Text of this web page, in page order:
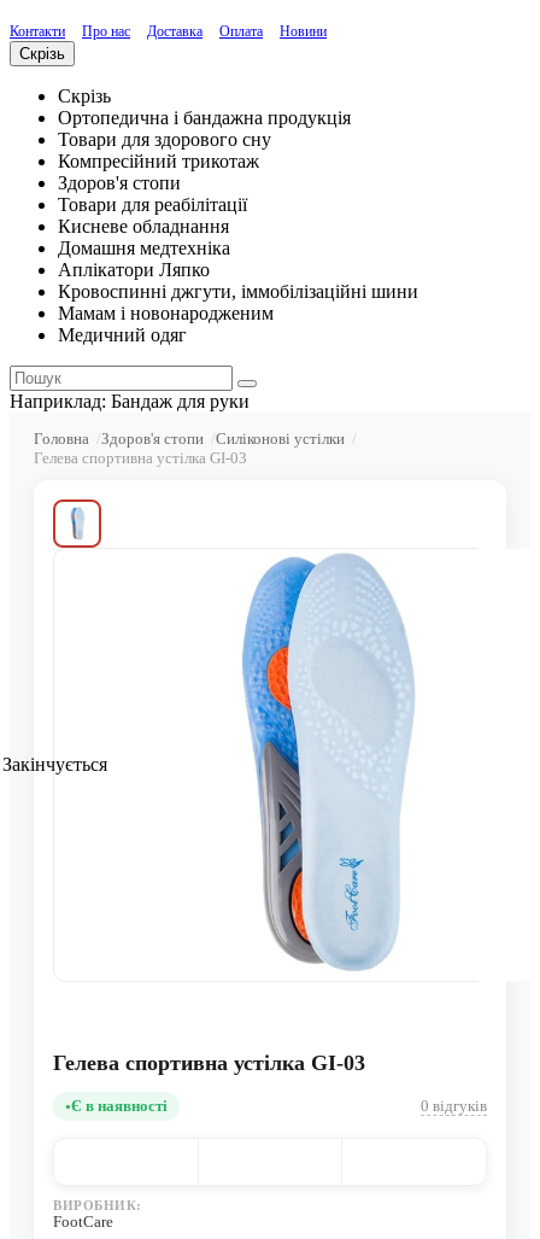
Контакти Про нас Доставка Оплата Новини
Скрізь
Скрізь
Ортопедична і бандажна продукція
Товари для здорового сну
Компресійний трикотаж
Здоров'я стопи
Товари для реабілітації
Кисневе обладнання
Домашня медтехніка
Аплікатори Ляпко
Кровоспинні джгути, іммобілізаційні шини
Мамам і новонародженим
Медичний одяг
Наприклад: Бандаж для руки
Головна Здоров'я стопи
Силіконові устілки
Гелева спортивна устілка GI-03
Закінчується
Гелева спортивна устілка GI-03
Є в наявності 0 відгуків
ВИРОБНИК:
FootCare